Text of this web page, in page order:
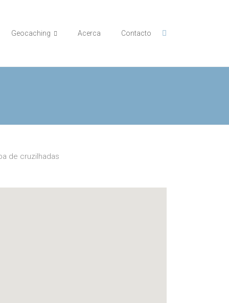
Geocaching Acerca Contacto
de cruzilhadas